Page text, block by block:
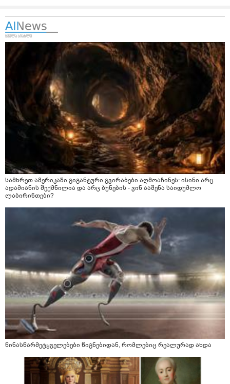
სამხრეთ ამერიკაში გიგანტური გვირაბები აღმოაჩინეს: ისინი არც
ადამიანის შექმნილია და არც ბუნების - ვინ ააშენა საიდუმლო
ლაბირინთები?
წინასწარმეტყველებები წიგნებიდან, რომლებიც რეალურად ახდა